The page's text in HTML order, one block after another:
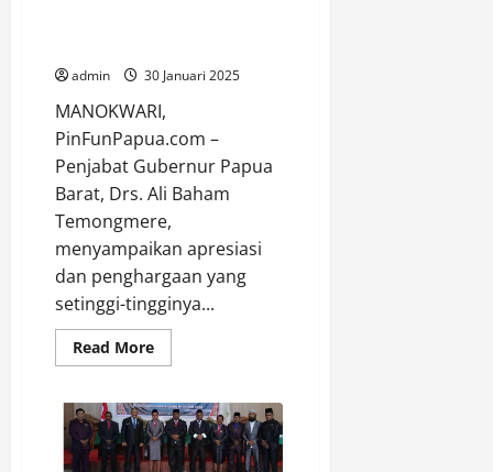
admin 30 Januari 2025
MANOKWARI,
PinFunPapua.com –
Penjabat Gubernur Papua
Barat, Drs. Ali Baham
Temongmere,
menyampaikan apresiasi
dan penghargaan yang
setinggi-tingginya...
Read MoreRead
more
Papua
Barat,
Pengalaman
Wakil